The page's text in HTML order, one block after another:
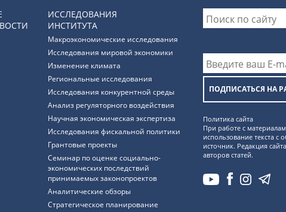
ИССЛЕДОВАНИЯ
ИНСТИТУТА
Макроэкономические исследования
Исследования мировой экономики
Изменение климата
Региональные исследования
Исследования конкурентной среды
Анализ регуляторного воздействия
Научная экономическая экспертиза
Исследования фискальной политики
Грантовые проекты
Семинар по оценке социально-
экономических последствий
принимаемых законопроектов
Аналитические обзоры
Стратегическое планирование
ПОДПИСАТЬСЯ НА
Политика сайта
При работе с
использование текста с
источник. Редакция
авторов статей.